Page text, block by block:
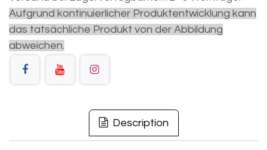
Aufgrund kontinuierlicher Produktentwicklung kann
das tatsächliche Produkt von der Abbildung
abweichen.
Description